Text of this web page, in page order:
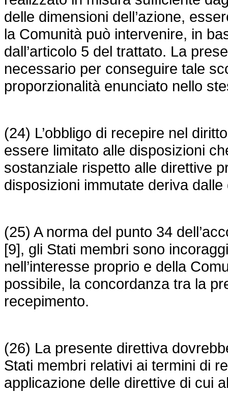
delle dimensioni dell’azione,
la Comunità può intervenire, in
dall’articolo 5 del trattato. La
necessario per conseguire tale
proporzionalità enunciato nello
(24) L’obbligo di recepire nel
essere limitato alle disposizioni
sostanziale rispetto alle direttive
disposizioni immutate deriva
(25) A norma del punto 34
[9], gli Stati membri sono
nell’interesse proprio e della
possibile, la concordanza tra la
recepimento.
(26) La presente direttiva
Stati membri relativi ai termini di
applicazione delle direttive di cui